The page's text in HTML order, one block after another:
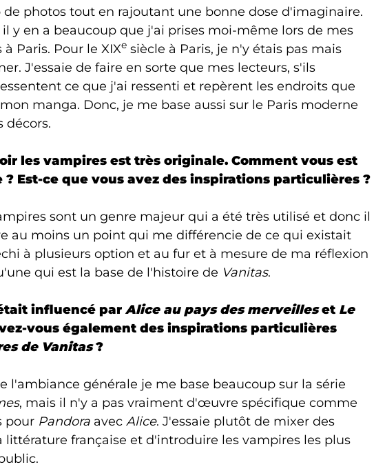
photos tout en rajoutant une bonne dose d'imaginaire.
il y en a beaucoup que j'ai prises moi-même lors de mes
Paris. Pour le XIXesiècle à Paris, je n'y étais pas mais
J'essaie de faire en sorte que mes lecteurs, s'ils
ce que j'ai ressenti et repèrent les endroits que
manga. Donc, je me base aussi sur le Paris moderne
décors.
les vampires est très originale. Comment vous est
Est-ce que vous avez des inspirations particulières ?
sont un genre majeur qui a été très utilisé et donc il
au moins un point qui me différencie de ce qui existait
à plusieurs option et au fur et à mesure de ma réflexion
qui est la base de l'histoire de Vanitas.
influencé par Alice au pays des merveilleset Le
vous également des inspirations particulières
de Vanitas?
l'ambiance générale je me base beaucoup sur la série
, mais il n'y a pas vraiment d'œuvre spécifique comme
pour Pandoraavec Alice. J'essaie plutôt de mixer des
littérature française et d'introduire les vampires les plus